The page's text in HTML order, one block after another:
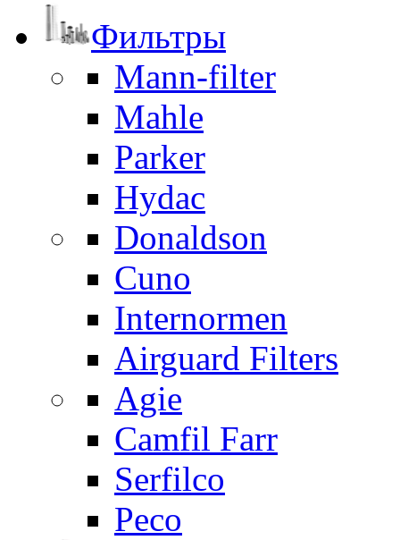
Фильтры
Mann-filter
Mahle
Parker
Hydac
Donaldson
Cuno
Internormen
Airguard Filters
Agie
Camfil Farr
Serfilco
Peco